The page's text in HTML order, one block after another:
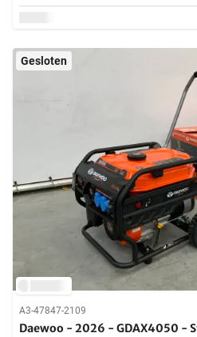
Gesloten
A3-47847-2109
Daewoo - 2026 - GDAX4050 -